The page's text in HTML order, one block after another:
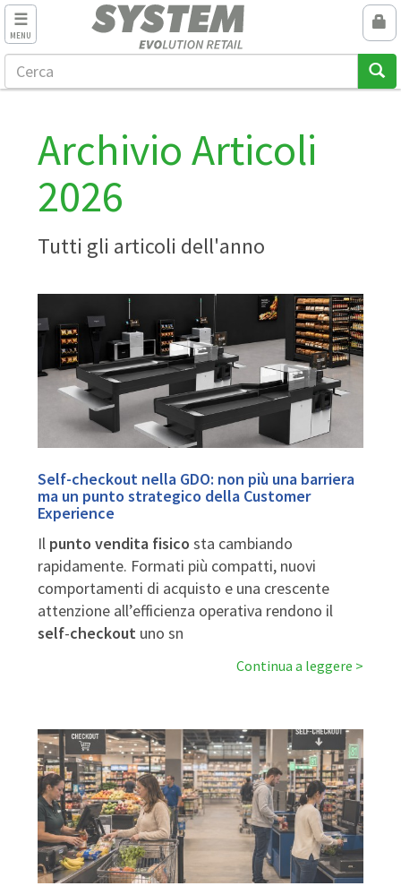
MENU
Archivio Articoli
2026
Tutti gli articoli dell'anno
Self-checkout nella GDO: non più una barriera
ma un punto strategico della Customer
Experience
Il punto vendita fisico sta cambiando
rapidamente. Formati più compatti, nuovi
comportamenti di acquisto e una crescente
attenzione all’efficienza operativa rendono il
self-checkout uno sn
Continua a leggere